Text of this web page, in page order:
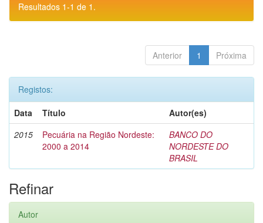
Resultados 1-1 de 1.
Anterior 1 Próxima
Registos:
Data
Título
Autor(es)
2015
Pecuária na Região Nordeste:
2000 a 2014
BANCO DO
NORDESTE DO
BRASIL
Refinar
Autor